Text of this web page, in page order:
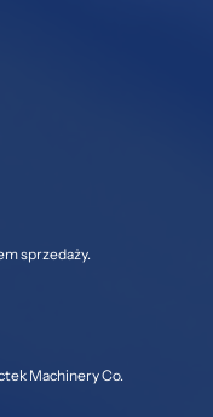
sprzedaży.
Machinery Co.